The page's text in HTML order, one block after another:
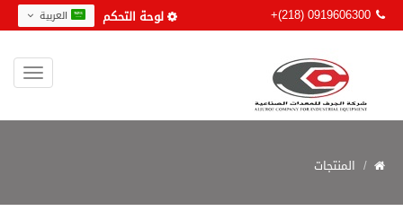
لوحة التحكم +(218) 0919606300
المنتجات